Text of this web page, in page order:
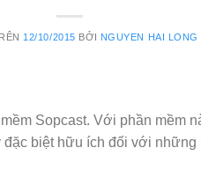
12/10/2015 BỞI NGUYEN HAI LONG
Sopcast. Với phần mềm
đặc biệt hữu ích đối với